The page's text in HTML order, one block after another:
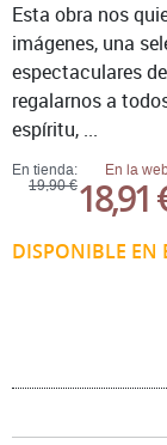
En tienda:
19,90 €
En la
18,91
DISPONIBLE EN
Esta obra nos
imágenes, una
espectaculares
regalarnos a
espíritu, ...